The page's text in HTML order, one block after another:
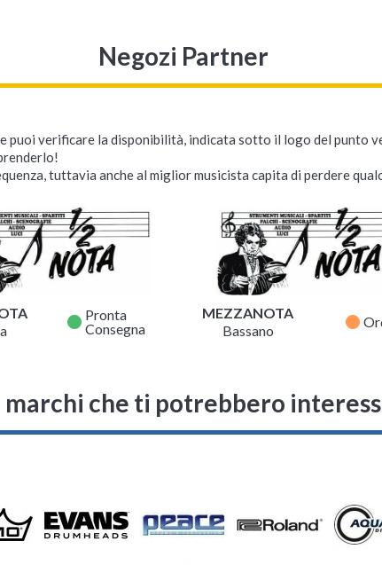
Negozi Partner
verificare la disponibilità, indicata sotto il logo del punto
tuttavia anche al miglior musicista capita di perdere
fiber_manual_record Pronta
Consegna
MEZZANOTA
Bassano
fiber_manual_record
che ti potrebbero